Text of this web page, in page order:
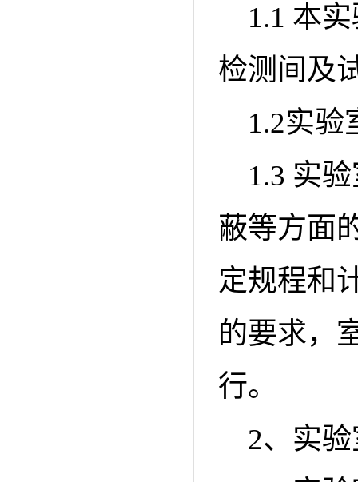
1.1 本
检测间及
1.2实验
1.3 实
蔽等方面
定规程和
的要求，
行。
2、实